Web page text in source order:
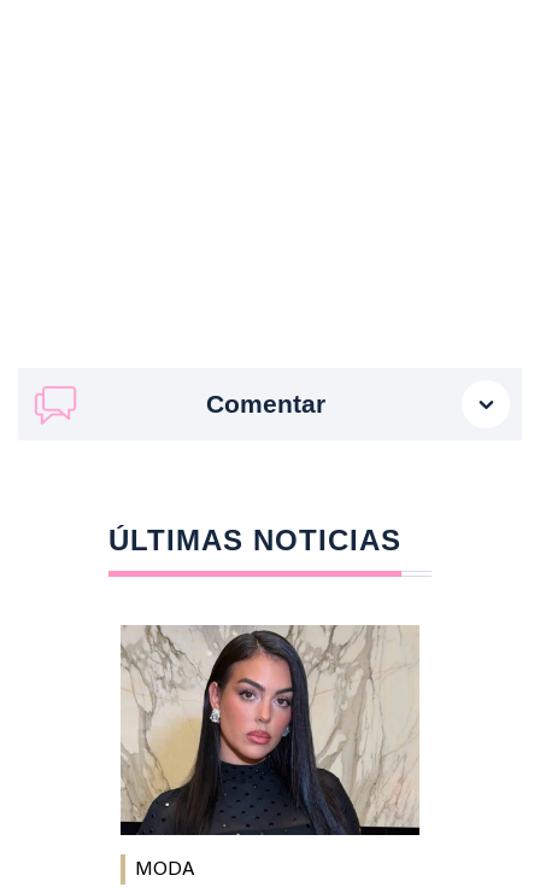
Comentar
ÚLTIMAS NOTICIAS
MODA